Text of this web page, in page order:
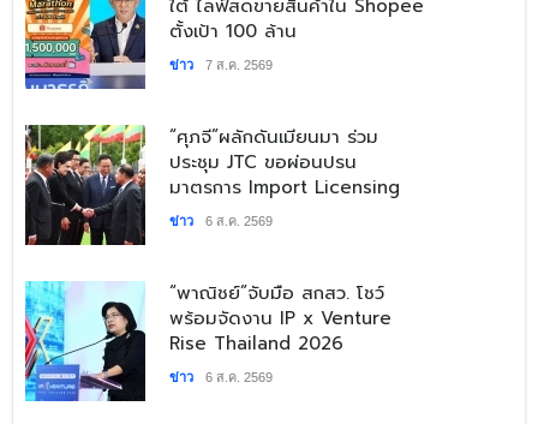
ใต้ ไลฟ์สดขายสินค้าใน Shopee
ตั้งเป้า 100 ล้าน
ข่าว 7 ส.ค. 2569
“ศุภจี”ผลักดันเมียนมา ร่วม
ประชุม JTC ขอผ่อนปรน
มาตรการ Import Licensing
ข่าว 6 ส.ค. 2569
​“พาณิชย์”จับมือ สกสว. โชว์
พร้อมจัดงาน IP x Venture
Rise Thailand 2026
ข่าว 6 ส.ค. 2569